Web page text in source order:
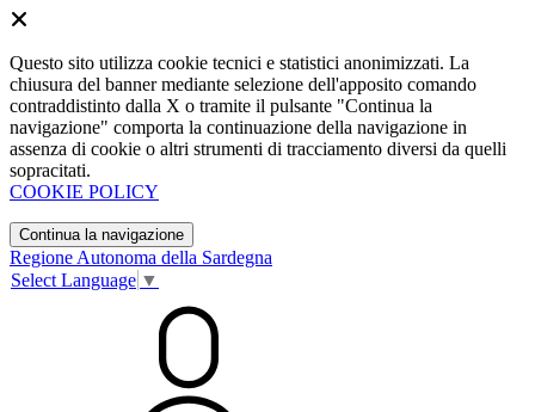
Questo sito utilizza cookie tecnici e statistici anonimizzati. La
chiusura del banner mediante selezione dell'apposito comando
contraddistinto dalla X o tramite il pulsante "Continua la
navigazione" comporta la continuazione della navigazione in
assenza di cookie o altri strumenti di tracciamento diversi da quelli
sopracitati.
COOKIE POLICY
Continua la navigazione
Regione Autonoma della Sardegna
Select Language ▼